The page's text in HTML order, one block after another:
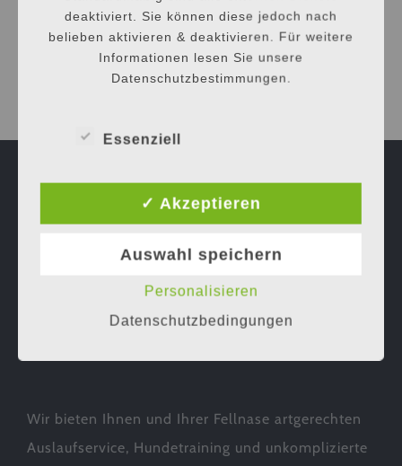
von
Wir bieten Ihnen und Ihrer Fellnase artgerechten
Auslaufservice, Hundetraining und unkomplizierte
deaktiviert. Sie können diese jedoch nach
belieben aktivieren & deaktivieren. Für weitere
Informationen lesen Sie unsere
Datenschutzbestimmungen.
Essenziell
✓ Akzeptieren
Auswahl speichern
Personalisieren
Datenschutzbedingungen